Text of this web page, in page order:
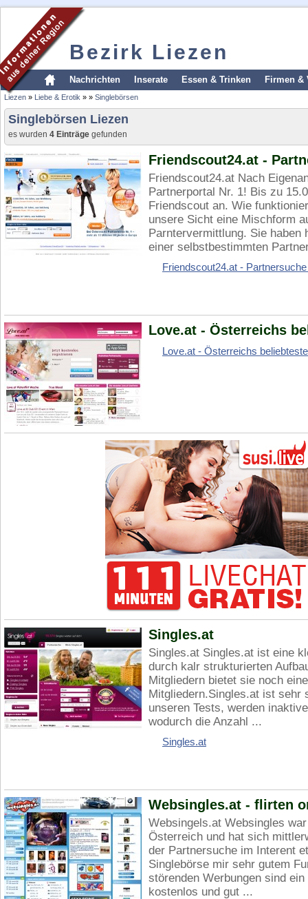
Bezirk Liezen
Nachrichten Inserate Essen & Trinken Firmen &
Liezen » Liebe & Erotik » » Singlebörsen
Singlebörsen Liezen
es wurden 4 Einträge gefunden
Friendscout24.at -
Friendscout24.at Nach
Partnerportal Nr. 1! Bis zu
Friendscout an. Wie
unsere Sicht eine Mischform
Parntervermittlung. Sie haben
einer selbstbestimmten
Friendscout24.at -
Love.at - Österreichs
Love.at - Österreichs
Singles.at
Singles.at Singles.at ist eine
durch kalr strukturierten
Mitgliedern bietet sie noch
Mitgliedern.Singles.at ist sehr
unseren Tests, werden
wodurch die Anzahl ...
Singles.at
Websingles.at - flirten
Websingels.at Websingles
Österreich und hat sich
der Partnersuche im Interent
Singlebörse mir sehr gutem
störenden Werbungen sind
kostenlos und gut ...